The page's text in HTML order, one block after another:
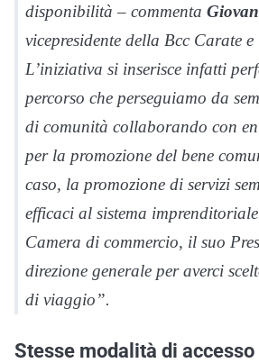
disponibilità – commenta
vicepresidente della Bcc Carate
L’iniziativa si inserisce infatti
percorso che perseguiamo da
di comunità collaborando con
per la promozione del bene
caso, la promozione di servizi
efficaci al sistema
Camera di commercio, il suo
direzione generale per averci
di viaggio”.
Stesse modalità di accesso